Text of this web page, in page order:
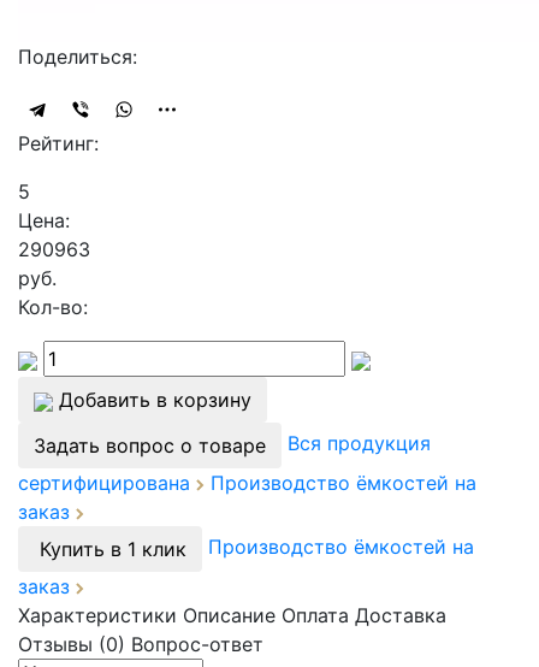
Поделиться:
Рейтинг:
5
Цена:
290963
руб.
Кол-во:
Добавить в корзину
Задать вопрос о товаре
Вся продукция
сертифицирована
Производство ёмкостей на
заказ
Купить в 1 клик
Производство ёмкостей на
заказ
Характеристики Описание Оплата Доставка
Отзывы (0) Вопрос-ответ